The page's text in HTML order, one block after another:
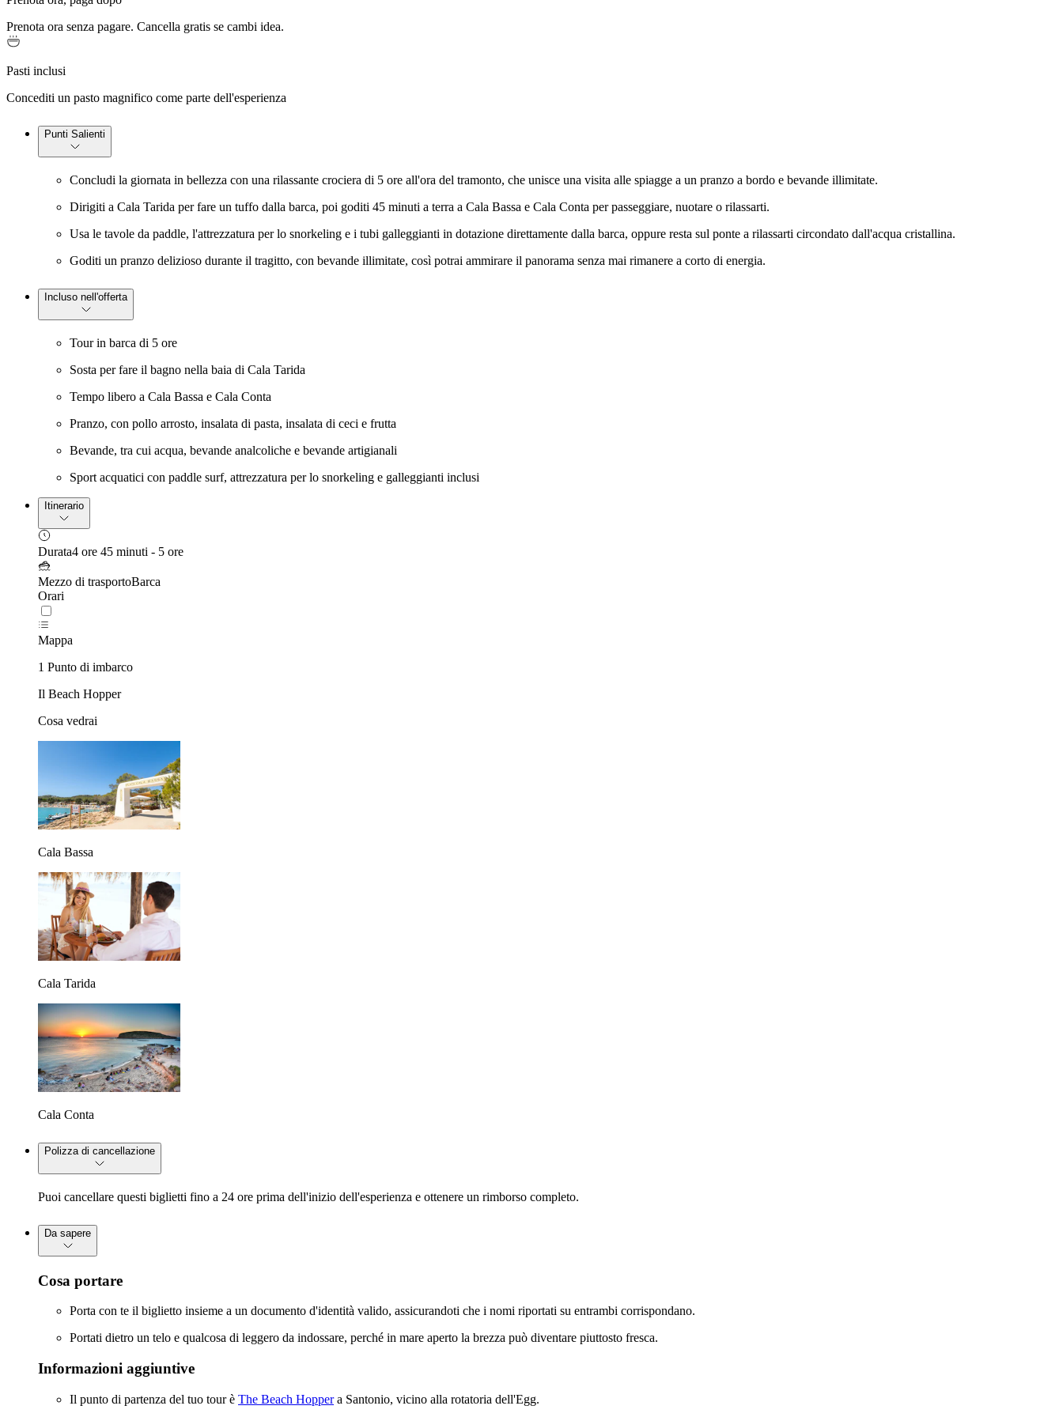
Prenota ora senza pagare. Cancella gratis se cambi idea.
Pasti inclusi
Concediti un pasto magnifico come parte dell'esperienza
Punti Salienti
Concludi la giornata in bellezza con una rilassante crociera di 5 ore all'ora del tramonto, che unisce una visita alle spiagge a un pranzo a bordo e bevande illimitate.
Dirigiti a Cala Tarida per fare un tuffo dalla barca, poi goditi 45 minuti a terra a Cala Bassa e Cala Conta per passeggiare, nuotare o rilassarti.
Usa le tavole da paddle, l'attrezzatura per lo snorkeling e i tubi galleggianti in dotazione direttamente dalla barca, oppure resta sul ponte a rilassarti circondato dall'acqua cristallina.
Goditi un pranzo delizioso durante il tragitto, con bevande illimitate, così potrai ammirare il panorama senza mai rimanere a corto di energia.
Incluso nell'offerta
Tour in barca di 5 ore
Sosta per fare il bagno nella baia di Cala Tarida
Tempo libero a Cala Bassa e Cala Conta
Pranzo, con pollo arrosto, insalata di pasta, insalata di ceci e frutta
Bevande, tra cui acqua, bevande analcoliche e bevande artigianali
Sport acquatici con paddle surf, attrezzatura per lo snorkeling e galleggianti inclusi
Itinerario
Durata4 ore 45 minuti - 5 ore
Mezzo di trasportoBarca
Orari
Mappa
1 Punto di imbarco
Il Beach Hopper
Cosa vedrai
Cala Bassa
Cala Tarida
Cala Conta
Polizza di cancellazione
Puoi cancellare questi biglietti fino a 24 ore prima dell'inizio dell'esperienza e ottenere un rimborso completo.
Da sapere
Cosa portare
Porta con te il biglietto insieme a un documento d'identità valido, assicurandoti che i nomi riportati su entrambi corrispondano.
Portati dietro un telo e qualcosa di leggero da indossare, perché in mare aperto la brezza può diventare piuttosto fresca.
Informazioni aggiuntive
Il punto di partenza del tuo tour è The Beach Hoppera Santonio, vicino alla rotatoria dell'Egg.